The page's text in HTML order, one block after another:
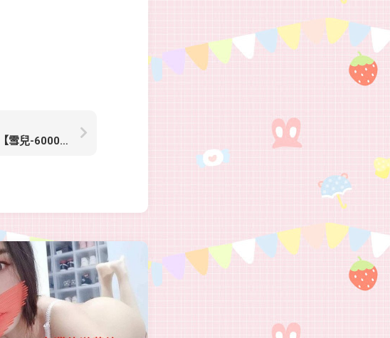
高雄外叫小姐LINE：good6060【雪兒-6000】168 E 25歲高挑 #大奶 #服務優